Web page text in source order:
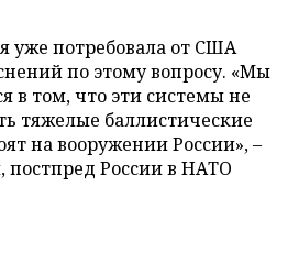
уже потребовала от США
по этому вопросу. «Мы
в том, что эти системы не
тяжелые баллистические
на вооружении России», –
постпред России в НАТО